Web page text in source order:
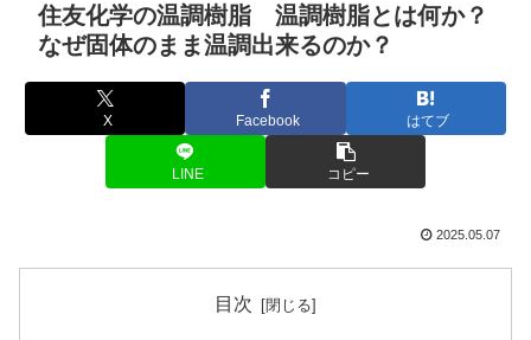
住友化学の温調樹脂 温調樹脂とは何か？
なぜ固体のまま温調出来るのか？
X Facebook はてブ
LINE コピー
2025.05.07
目次